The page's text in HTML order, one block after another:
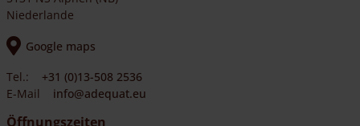
Niederlande
Google maps
Tel.:
+31 (0)13-508 2536
E-Mail
info@adequat.eu
Öffnungszeiten